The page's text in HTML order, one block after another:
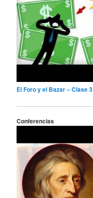
El Foro y el Bazar – Clase 3
Conferencias